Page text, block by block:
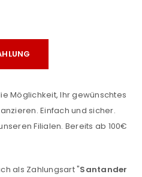
Möglichkeit, Ihr gewünschtes
Einfach und sicher.
Filialen. Bereits ab 100€
als Zahlungsart "Santander